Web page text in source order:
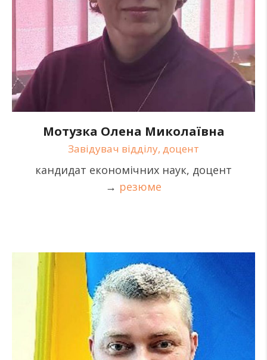
Мотузка Олена Миколаївна
Завідувач відділу, доцент
кандидат економічних наук, доцент
→ резюме